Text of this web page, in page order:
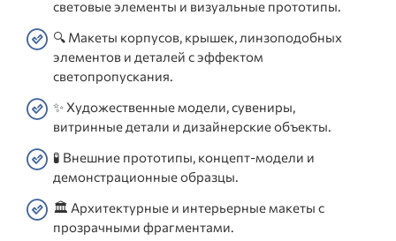
световые элементы и визуальные прототипы.
🔍 Макеты корпусов, крышек, линзоподобных
элементов и деталей с эффектом
светопропускания.
✨ Художественные модели, сувениры,
витринные детали и дизайнерские объекты.
🧪 Внешние прототипы, концепт-модели и
демонстрационные образцы.
🏛️ Архитектурные и интерьерные макеты с
прозрачными фрагментами.